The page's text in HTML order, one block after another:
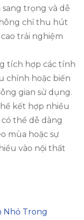
trọng và dễ
chỉ thu hút
trải nghiệm
tích hợp các tính
chỉnh hoặc biến
gian sử dụng.
kết hợp nhiều
thể dễ dàng
mùa hoặc sự
vào nội thất
Nhỏ Trong